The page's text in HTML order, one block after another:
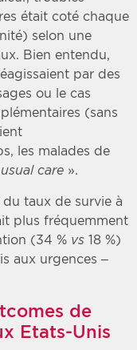
était coté chaque
selon une
Bien entendu,
par des
ou le cas
(sans
les malades de
usual care ».
taux de survie à
plus fréquemment
(34 % vs 18 %)
aux urgences –
de
Etats-Unis